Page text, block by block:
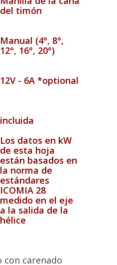
del timón
Manual (4°, 8°,
12°, 16°, 20°)
12V - 6A *optional
incluida
Los datos en kW
de esta hoja
están basados en
la norma de
estándares
ICOMIA 28
medido en el eje
a la salida de la
hélice